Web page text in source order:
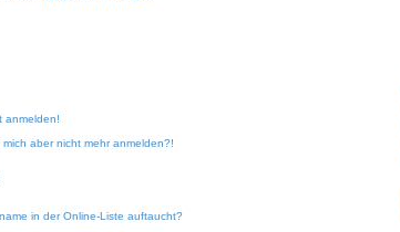
anmelden!
aber nicht mehr anmelden?!
in der Online-Liste auftaucht?